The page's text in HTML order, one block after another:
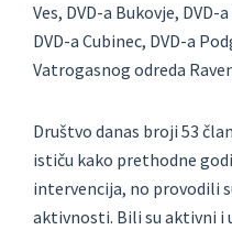
Ves, DVD-a Bukovje,
DVD-a Cubinec, DVD-a
Vatrogasnog odreda
Društvo danas broji 53
ističu kako prethodne
intervencija, no provodili
aktivnosti. Bili su aktivni i